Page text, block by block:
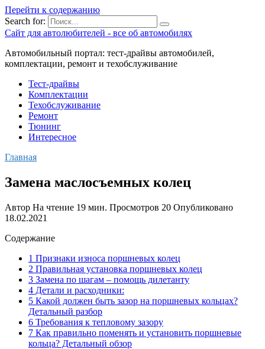
Перейти к содержанию
Search for:
Сайт для автолюбителей - все об автомобилях
Автомобильный портал: тест-драйвы автомобилей,
комплектации, ремонт и техобслуживание
Тест-драйвы
Комплектации
Техобслуживание
Ремонт
Тюнинг
Интересное
Главная
Замена маслосъемных колец
Автор На чтение 19 мин. Просмотров 20 Опубликовано
18.02.2021
Содержание
1 Признаки износа поршневых колец
2 Правильная установка поршневых колец
3 Замена по шагам – помощь дилетанту
4 Детали и расходники:
5 Какой должен быть зазор на поршневых кольцах?
Детальный разбор
6 Требования к тепловому зазору
7 Как правильно поменять и установить поршневые
кольца? Детальный обзор